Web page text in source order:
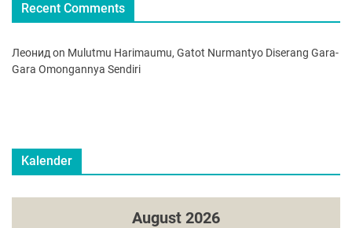
Recent Comments
Леонидon Mulutmu Harimaumu, Gatot Nurmantyo Diserang Gara-
Gara Omongannya Sendiri
Kalender
August 2026